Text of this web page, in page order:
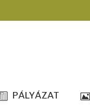
PÁLYÁZAT